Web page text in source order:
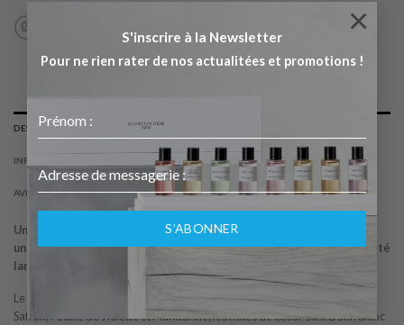
S'inscrire à la Newsletter
Pour ne rien rater de nos actualitées et promotions !
S’ABONNER
×
DESCRIPTION
INFORMATIONS COMPLÉMENTAIRES
AVIS (0)
Une composition parfumante dans la ligne de « Bombshell Oud » est
un parfum Ambre Floral pour femme. C’est un nouveau parfum qui a été
lancé en 2021.
Le nez derrière ce parfum est Clement Gavarry. Les notes de tête sont
Safran, Feuille de violette et Mandarine; les notes de coeur sont Daim blanc